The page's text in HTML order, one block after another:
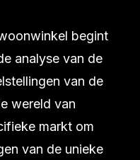
begint
analyse van de
van de
wereld van
markt om
van de unieke